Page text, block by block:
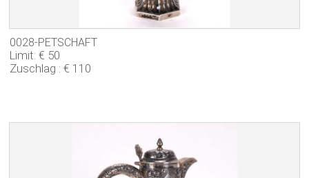
0028-PETSCHAFT
Limit: € 50
Zuschlag : € 110